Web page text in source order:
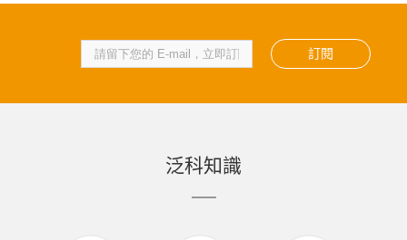
訂閱
泛科知識